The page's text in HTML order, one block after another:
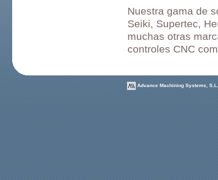
Nuestra gama de
Seiki, Supertec,
muchas otras
controles CNC
Advance Machining Systems,